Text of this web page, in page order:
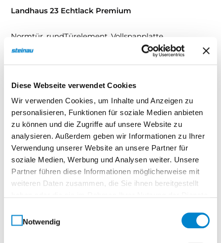
Diese Webseite verwendet Cookies
Wir verwenden Cookies, um Inhalte und Anzeigen zu
personalisieren, Funktionen für soziale Medien anbieten
zu können und die Zugriffe auf unsere Website zu
analysieren. Außerdem geben wir Informationen zu Ihrer
Verwendung unserer Website an unsere Partner für
soziale Medien, Werbung und Analysen weiter. Unsere
Partner führen diese Informationen möglicherweise mit
weiteren Daten zusammen, die Sie ihnen bereitgestellt
Notwendig
Landhaus 23 Echtlack Premium
Normtür, rundTürelement, Vollspanplatte
Die Serie Landhaus verkörpert eine moderne
Interpretation klassischer Wohnkultur – mit Liebe
zum Detail und einem ausgeprägten Gespür für Stil.
Dank der zahlreichen Ausführungen eröffnet sie
vielfältige Möglichkeiten, Türen harmonisch in das
Zusammenspiel von Möbeln, Wänden und
architektonischen Elementen zu integrieren.Ob
rustikal-elegant oder modern interpretiert –
Landhaus bietet die perfekte Grundlage für eine
und Wohnlichkeit vereint.